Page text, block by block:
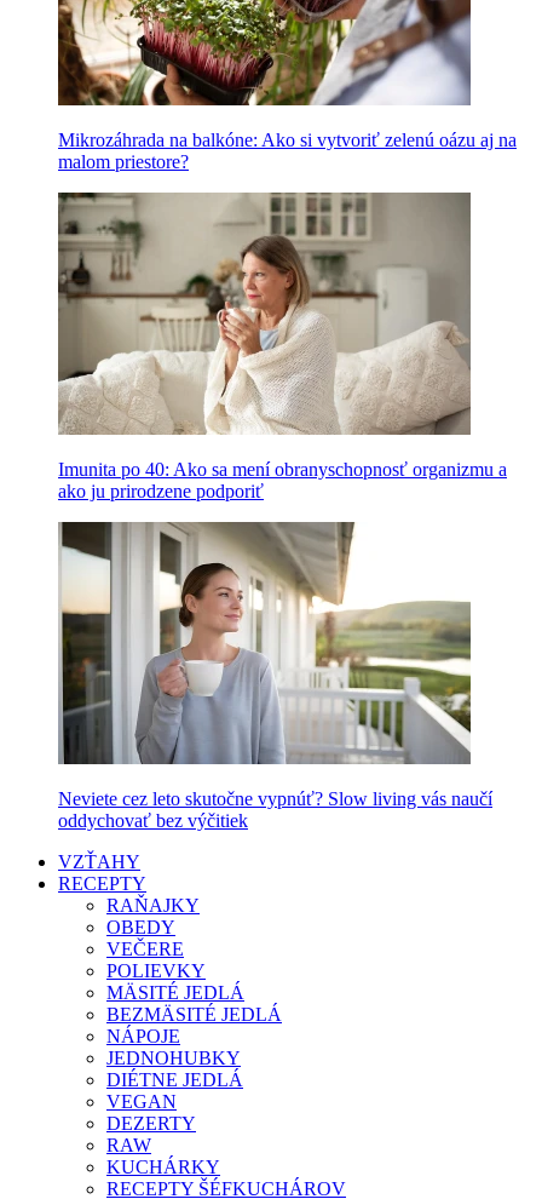
Mikrozáhrada na balkóne: Ako si vytvoriť zelenú oázu aj na
malom priestore?
Imunita po 40: Ako sa mení obranyschopnosť organizmu a
ako ju prirodzene podporiť
Neviete cez leto skutočne vypnúť? Slow living vás naučí
oddychovať bez výčitiek
VZŤAHY
RECEPTY
RAŇAJKY
OBEDY
VEČERE
POLIEVKY
MÄSITÉ JEDLÁ
BEZMÄSITÉ JEDLÁ
NÁPOJE
JEDNOHUBKY
DIÉTNE JEDLÁ
VEGAN
DEZERTY
RAW
KUCHÁRKY
RECEPTY ŠÉFKUCHÁROV